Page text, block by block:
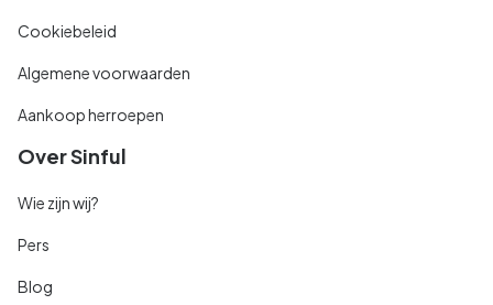
Cookiebeleid
Algemene voorwaarden
Aankoop herroepen
Over Sinful
Wie zijn wij?
Pers
Blog